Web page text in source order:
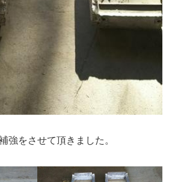
強をさせて頂きました。